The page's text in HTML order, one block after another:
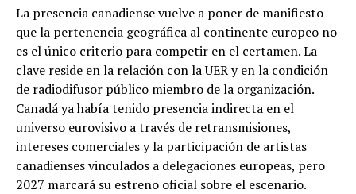
La presencia canadiense vuelve a poner de manifiesto
que la pertenencia geográfica al continente europeo no
es el único criterio para competir en el certamen. La
clave reside en la relación con la UER y en la condición
de radiodifusor público miembro de la organización.
Canadá ya había tenido presencia indirecta en el
universo eurovisivo a través de retransmisiones,
intereses comerciales y la participación de artistas
canadienses vinculados a delegaciones europeas, pero
2027 marcará su estreno oficial sobre el escenario.